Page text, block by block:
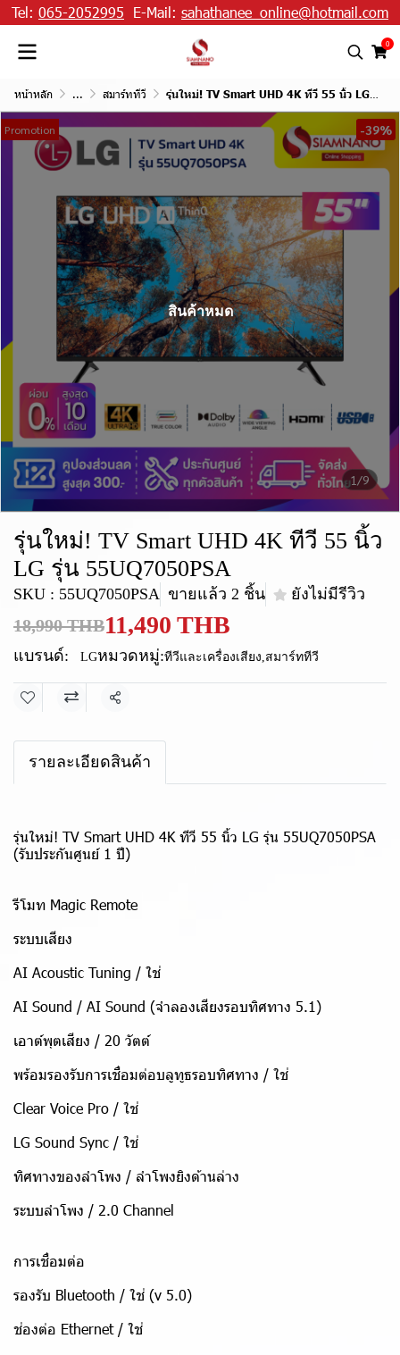
Tel: 065-2052995 E-Mail: sahathanee_online@hotmail.com
0
หน้าหลัก ... สมาร์ททีวี รุ่นใหม่! TV Smart UHD 4K ทีวี 55 นิ้ว LG รุ่น 55UQ7050PSA
1/9
Promotion -39%
สินค้าหมด
รุ่นใหม่! TV Smart UHD 4K ทีวี 55 นิ้ว
LG รุ่น 55UQ7050PSA
SKU : 55UQ7050PSA ขายแล้ว 2 ชิ้น ยังไม่มีรีวิว
18,990 THB11,490 THB
แบรนด์: LGหมวดหมู่:ทีวีและเครื่องเสียง,สมาร์ททีวี
แชร์
รายละเอียดสินค้า
รุ่นใหม่! TV Smart UHD 4K ทีวี 55 นิ้ว LG รุ่น 55UQ7050PSA
(รับประกันศูนย์ 1 ปี)
รีโมท Magic Remote
ระบบเสียง
AI Acoustic Tuning / ใช่
AI Sound / AI Sound (จำลองเสียงรอบทิศทาง 5.1)
เอาต์พุตเสียง / 20 วัตต์
พร้อมรองรับการเชื่อมต่อบลูทูธรอบทิศทาง / ใช่
Clear Voice Pro / ใช่
LG Sound Sync / ใช่
ทิศทางของลำโพง / ลำโพงยิงด้านล่าง
ระบบลำโพง / 2.0 Channel
การเชื่อมต่อ
รองรับ Bluetooth / ใช่ (v 5.0)
ช่องต่อ Ethernet / ใช่